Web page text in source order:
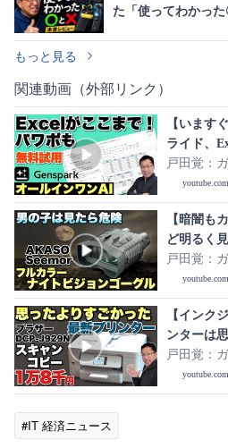
た「使ってわかっ
もっと見る
関連動画（外部リンク）
【います
ライド、
「
に、すべ
ンAIワー
戸田覚：
youtube.com
【暗闇も
ど明るく
ナイトビ
Seemor」
戸田覚：
youtube.com
【インク
ンターは
です。「
ンター
戸田覚：
youtube.com
#IT 経済ニュース